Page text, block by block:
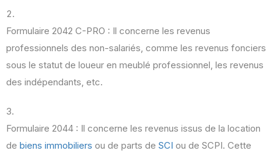
Formulaire 2042 C-PRO : Il concerne les revenus
professionnels des non-salariés, comme les revenus fonciers
sous le statut de loueur en meublé professionnel, les revenus
des indépendants, etc.
Formulaire 2044 : Il concerne les revenus issus de la location
de biens immobiliers ou de parts de SCI ou de SCPI. Cette